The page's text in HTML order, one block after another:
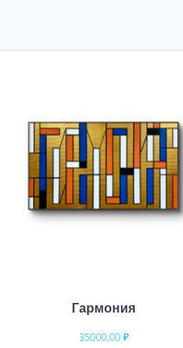
Гармония
35000,00 ₽